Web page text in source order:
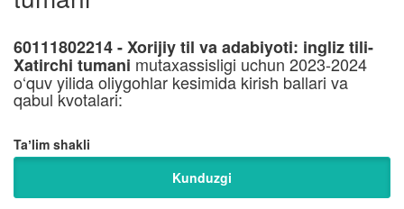
60111802214 - Xorijiy til va adabiyoti: ingliz tili-
Xatirchi tumani mutaxassisligi uchun 2023-2024
o‘quv yilida oliygohlar kesimida kirish ballari va
qabul kvotalari:
Taʼlim shakli
Kunduzgi